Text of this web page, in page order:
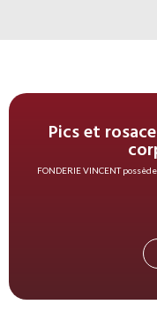
Pics et
FONDERIE VINCENT